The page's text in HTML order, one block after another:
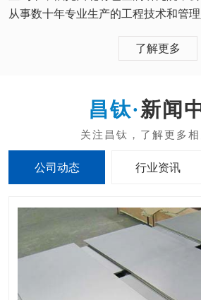
从事数十年专业生产的工程技术和管
了解更多
新闻
公司动态 行业资讯